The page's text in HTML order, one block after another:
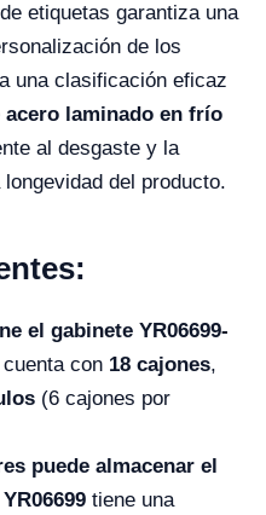
etiquetas garantiza una
de los
una clasificación eficaz
acero laminado en frío
al desgaste y la
del producto.
el gabinete YR06699-
con 18 cajones,
(6 cajones por
puede almacenar el
YR06699 tiene una